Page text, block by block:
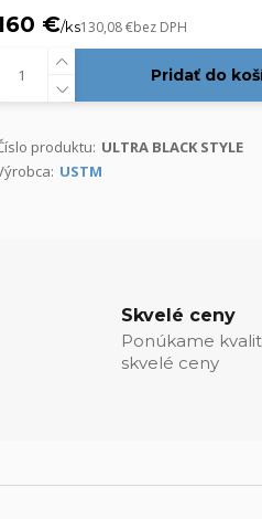
€/ks130,08 €bez DPH
Pridať do
produktu: ULTRA BLACK STYLE
USTM
Skvelé ceny
Ponúkame
skvelé ceny